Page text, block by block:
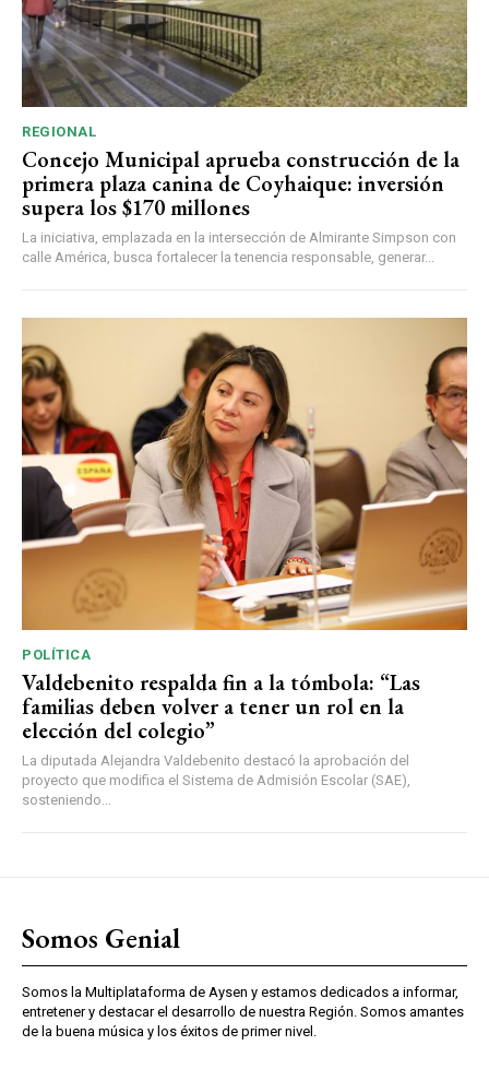
REGIONAL
Concejo Municipal aprueba construcción de la
primera plaza canina de Coyhaique: inversión
supera los $170 millones
La iniciativa, emplazada en la intersección de Almirante Simpson con
calle América, busca fortalecer la tenencia responsable, generar...
POLÍTICA
Valdebenito respalda fin a la tómbola: “Las
familias deben volver a tener un rol en la
elección del colegio”
La diputada Alejandra Valdebenito destacó la aprobación del
proyecto que modifica el Sistema de Admisión Escolar (SAE),
sosteniendo...
Somos Genial
Somos la Multiplataforma de Aysen y estamos dedicados a informar,
entretener y destacar el desarrollo de nuestra Región. Somos amantes
de la buena música y los éxitos de primer nivel.